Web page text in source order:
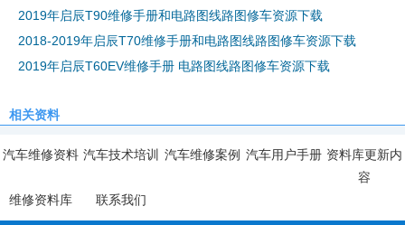
2019年启辰T90维修手册和电路图线路图修车资源下载
2018-2019年启辰T70维修手册和电路图线路图修车资源下载
2019年启辰T60EV维修手册 电路图线路图修车资源下载
相关资料
汽车维修资料 汽车技术培训 汽车维修案例 汽车用户手册 资料库更新内
容
维修资料库
联系我们